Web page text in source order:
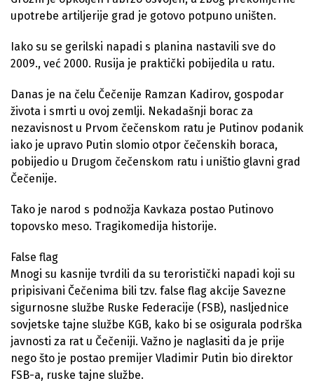
upotrebe artiljerije grad je gotovo potpuno uništen.
Iako su se gerilski napadi s planina nastavili sve do
2009., već 2000. Rusija je praktički pobijedila u ratu.
Danas je na čelu Čečenije Ramzan Kadirov, gospodar
života i smrti u ovoj zemlji. Nekadašnji borac za
nezavisnost u Prvom čečenskom ratu je Putinov podanik
iako je upravo Putin slomio otpor čečenskih boraca,
pobijedio u Drugom čečenskom ratu i uništio glavni grad
Čečenije.
Tako je narod s podnožja Kavkaza postao Putinovo
topovsko meso. Tragikomedija historije.
False flag
Mnogi su kasnije tvrdili da su teroristički napadi koji su
pripisivani Čečenima bili tzv. false flag akcije Savezne
sigurnosne službe Ruske Federacije (FSB), nasljednice
sovjetske tajne službe KGB, kako bi se osigurala podrška
javnosti za rat u Čečeniji. Važno je naglasiti da je prije
nego što je postao premijer Vladimir Putin bio direktor
FSB-a, ruske tajne službe.